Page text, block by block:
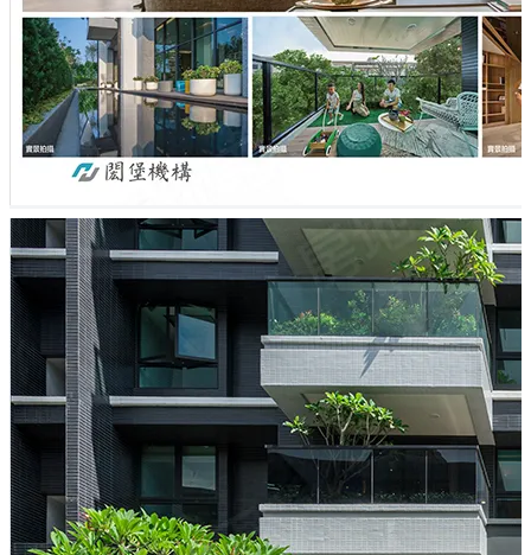
昏市場。
「明日學」為施工中的店住大樓，有住家也有金店面，基
地總面積坪693坪，規劃1棟15層高，總計有98戶住家、1
戶店面。格局為二房28～31坪、三房39～43坪。地下3層
規劃為停車場，計有平面式停車位90個。公設比34.8％，
室、健身房、瑜伽教室、信箱區、曬被區、Lounge Bar
等，公設豐富，讓住戶生活更舒適，「明日學」歡迎您的
蒞臨鑑賞。